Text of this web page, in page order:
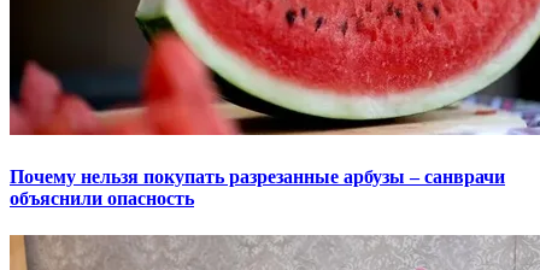
Почему нельзя покупать разрезанные арбузы – санврачи
объяснили опасность